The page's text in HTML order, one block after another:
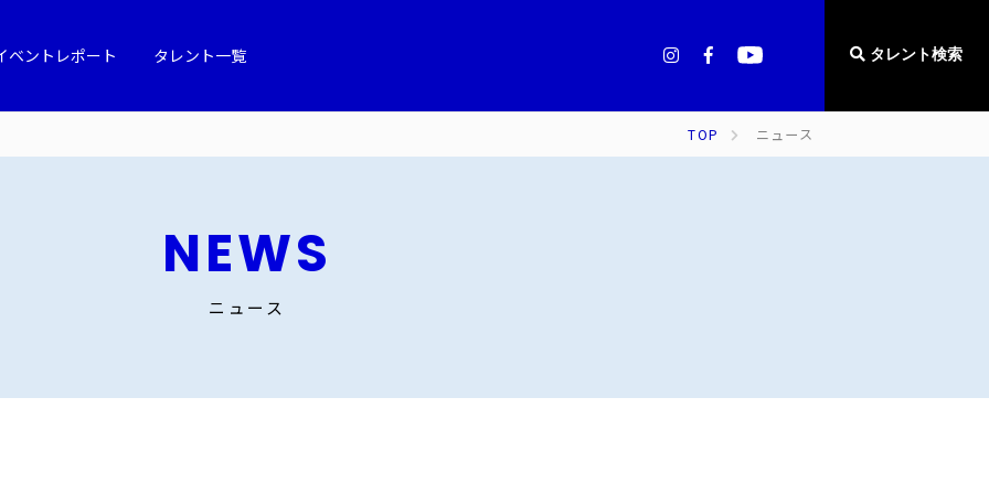
ベントレポート タレント一覧 タレント検索
TOP ニュース
NEWS
ニュース